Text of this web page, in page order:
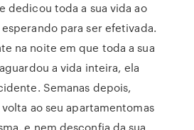
dedicou toda a sua vida ao
para ser efetivada.
na noite em que toda a sua
a vida inteira, ela
Semanas depois,
ao seu apartamentomas
e nem desconfia da sua